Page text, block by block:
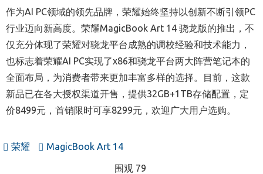
作为AI PC领域的领先品牌，荣耀始终坚持以创新不断引领PC
行业迈向新高度。荣耀MagicBook Art 14 骁龙版的推出，不
仅充分体现了荣耀对骁龙平台成熟的调校经验和技术能力，
也标志着荣耀AI PC实现了x86和骁龙平台两大阵营笔记本的
全面布局，为消费者带来更加丰富多样的选择。目前，这款
新品已在各大授权渠道开售，提供32GB+1TB存储配置，定
价8499元，首销限时可享8299元，欢迎广大用户选购。
荣耀 MagicBook Art 14
围观 79